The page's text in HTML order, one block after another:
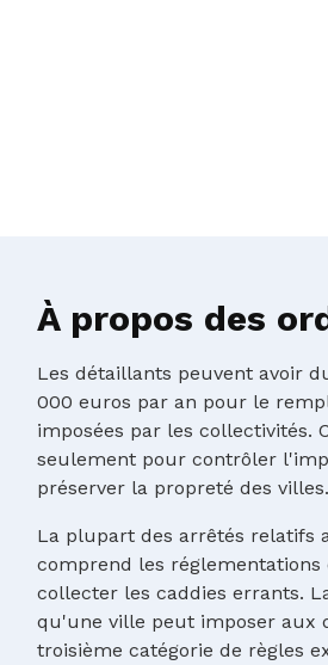
À propos des
Les détaillants peuvent avoir
000 euros par an pour le
imposées par les collectivités.
seulement pour contrôler
préserver la propreté des villes.
La plupart des arrêtés relatifs
comprend les
collecter les caddies errants.
qu'une ville peut imposer aux
troisième catégorie de règles